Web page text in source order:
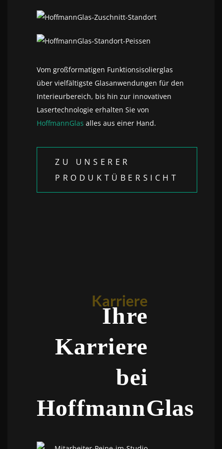
Vom großformatigen Funktionsisolierglas
über vielfältigste Glasanwendungen für den
Interieurbereich, bis hin zur innovativen
Lasertechnologie erhalten Sie von
HoffmannGlas alles aus einer Hand.
ZU UNSERER
PRODUKTÜBERSICHT
Karriere
Ihre
Karriere
bei
HoffmannGlas